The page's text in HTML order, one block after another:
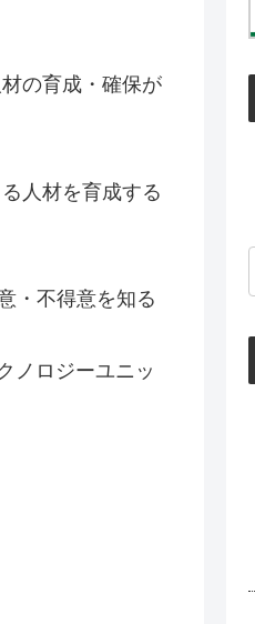
の育成・確保が
人材を育成する
・不得意を知る
ノロジーユニッ